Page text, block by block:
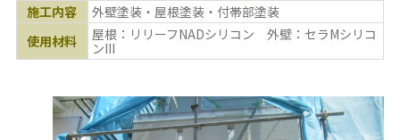
施工内容
外壁塗装・屋根塗装・付帯部塗装
使用材料
屋根：リリーフNADシリコン 外壁：セラMシリコ
ンIII